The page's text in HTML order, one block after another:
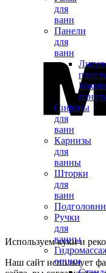
для
ванн
Панели
для
ванн
Сифоны
для
ванн
Карнизы
для
ванны
Шторки
для
ванн
Ручки
для
ванны
опции
Используем куки и
Наш сайт использует